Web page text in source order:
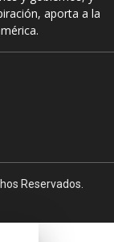
aporta a la
Reservados.